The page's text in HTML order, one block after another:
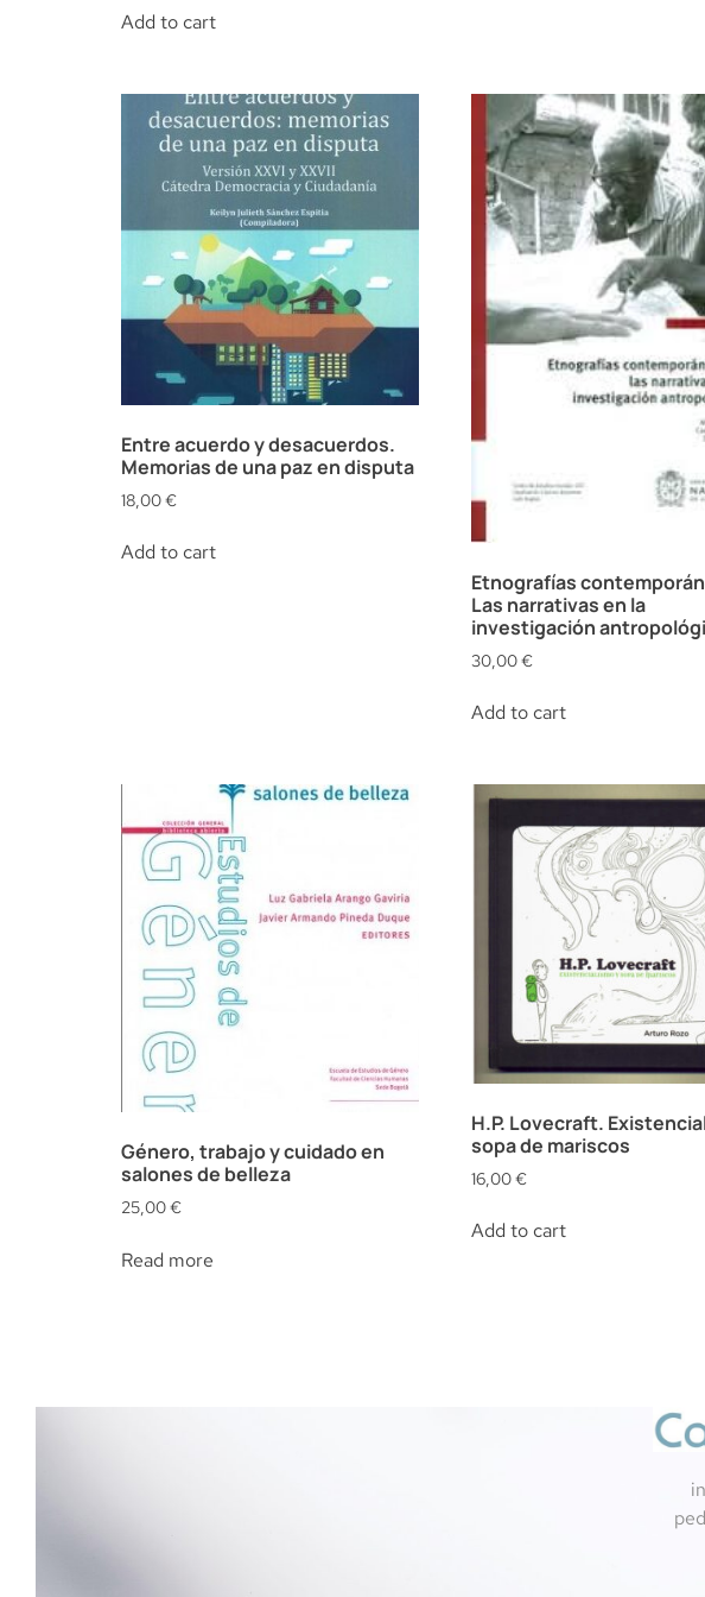
Add to cart
Entre acuerdo y desacuerdos.
Memorias de una paz en disputa
18,00€
Add to cart
Etnografías
Las narrativas en la
investigación
30,00€
Add to cart
Género, trabajo y cuidado en
salones de belleza
25,00€
Read more
H.P. Lovecraft.
sopa de mariscos
16,00€
Add to cart